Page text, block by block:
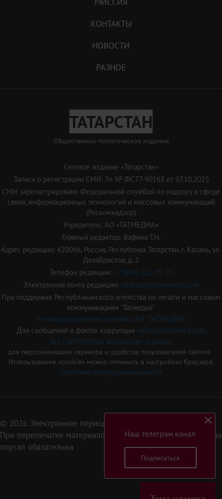
КОНТАКТЫ
НОВОСТИ
РАЗНОЕ
ТАТАРСТАН
Общественно-политическое издание
Сетевое издание «Татарстан»
Запись о регистрации СМИ: Эл № ФС77-90163 от 07.10.2025
СМИ зарегистрировано Федеральной службой по надзору в сфере
связи, информационных технологий и массовых коммуникаций
(Роскомнадзор)
Учредитель: АО «ТАТМЕДИА»
Главный редактор: Вафина Т.Н.
Адрес редакции: 420066, Россия, Республика Татарстан, г. Казань, ул.
Декабристов, д. 2
Телефон редакции: +7 (843) 222 09 79
Электронная почта редакции: tatarstan@tatmedia.com
При поддержке Республиканского агентства по печати и массовым
коммуникациям "Татмедиа"
Антикоррупционная политика АО "ТАТМЕДИА"
Для сообщений о фактах коррупции vafina@tatmedia.com
АО «ТАТМЕДИА» использует «cookie»
для персонализации сервисов и удобства пользователей сайтом.
Использование «cookie» можно отменить в настройках браузера.
Политика конфиденциальности
© 2026 Электронное периодическое издание «Татарстан»
При перепечатке материалов или их фрагментов ссылка на
портал обязательна
Наш телеграм канал
Подписаться